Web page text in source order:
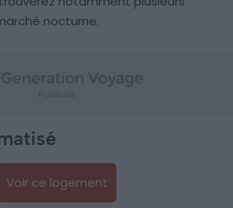
nocturne.
Voir ce logement